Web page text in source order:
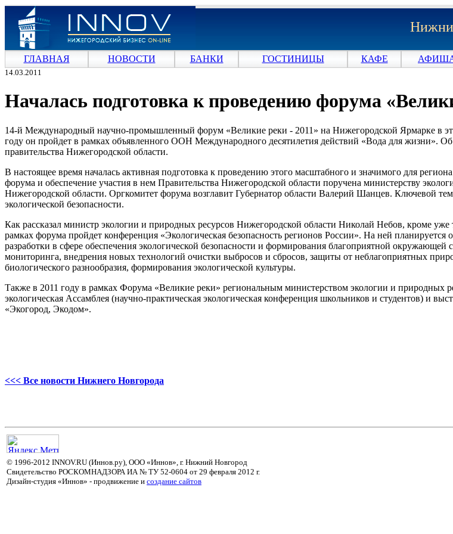
ГЛАВНАЯ НОВОСТИ БАНКИ ГОСТИНИЦЫ КАФЕ
14.03.2011
Началась подготовка к проведению форума
14-й Международный научно-промышленный форум «Великие реки - 2011» на Нижегородской Ярмарке в
году он пройдет в рамках объявленного ООН Международного десятилетия действий «Вода для жизни».
правительства Нижегородской области.
В настоящее время началась активная подготовка к проведению этого масштабного и значимого для
форума и обеспечение участия в нем Правительства Нижегородской области поручена министерству
Нижегородской области. Оргкомитет форума возглавит Губернатор области Валерий Шанцев. Ключевой
экологической безопасности.
Как рассказал министр экологии и природных ресурсов Нижегородской области Николай Небов, кроме уже
рамках форума пройдет конференция «Экологическая безопасность регионов России». На ней планируется
разработки в сфере обеспечения экологической безопасности и формирования благоприятной окружающей
мониторинга, внедрения новых технологий очистки выбросов и сбросов, защиты от неблагоприятных
биологического разнообразия, формирования экологической культуры.
Также в 2011 году в рамках Форума «Великие реки» региональным министерством экологии и природных
экологическая Ассамблея (научно-практическая экологическая конференция школьников и студентов) и
«Экогород, Экодом».
<<< Все новости Нижнего Новгорода
© 1996-2012 INNOV.RU (Иннов.ру), ООО «Иннов», г. Нижний Новгород
Свидетельство РОСКОМНАДЗОРА ИА № ТУ 52-0604 от 29 февраля 2012 г.
Дизайн-студия «Иннов» - продвижение и cоздание сайтов